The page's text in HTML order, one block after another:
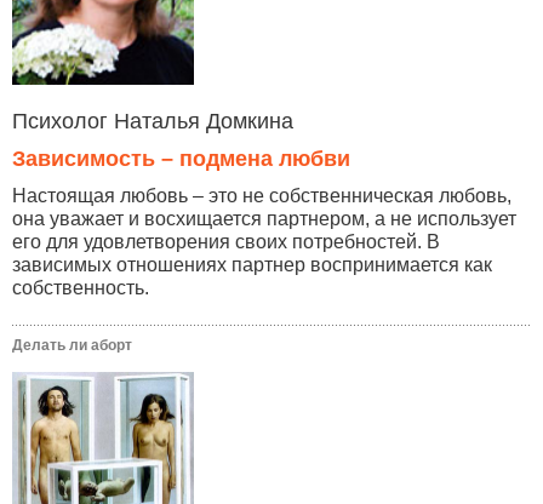
Психолог Наталья Домкина
Зависимость – подмена любви
Настоящая любовь – это не собственническая любовь,
она уважает и восхищается партнером, а не использует
его для удовлетворения своих потребностей. В
зависимых отношениях партнер воспринимается как
собственность.
Делать ли аборт